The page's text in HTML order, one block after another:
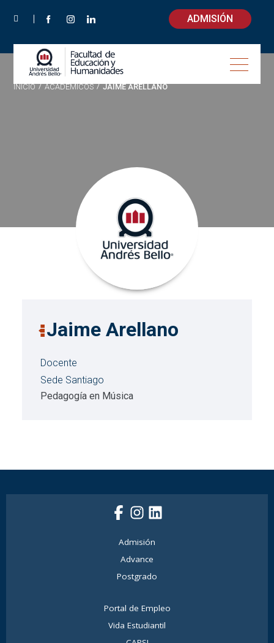
ADMISIÓN
INICIO / ACADÉMICOS / JAIME ARELLANO
Jaime Arellano
Docente
Sede Santiago
Pedagogía en Música